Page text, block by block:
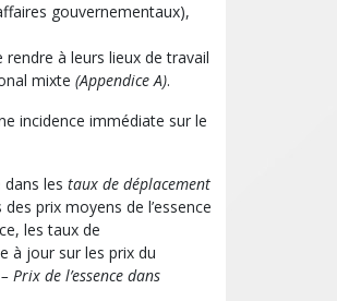
gouvernementaux),
à leurs lieux de travail
mixte (Appendice A).
incidence immédiate sur le
les taux de déplacement
prix moyens de l’essence
les taux de
à jour sur les prix du
Prix de l’essence dans